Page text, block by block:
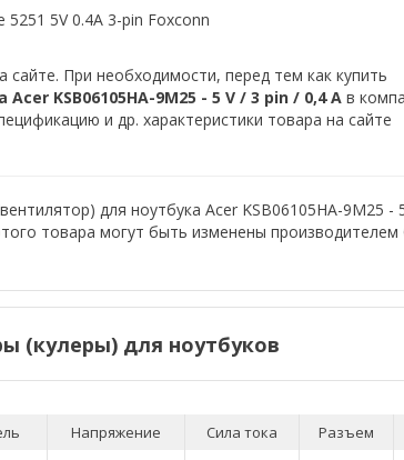
5V 0.4A 3-pin Foxconn
сайте. При необходимости, перед тем как купить
KSB06105HA-9M25 - 5 V / 3 pin / 0,4 А в
и др. характеристики товара на сайте
для ноутбука Acer KSB06105HA-9M25 -
товара могут быть изменены производителем
(кулеры) для ноутбуков
Напряжение Сила тока Разъем